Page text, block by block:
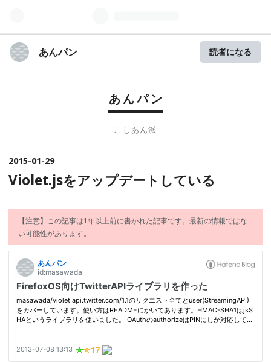
あんパン 読者になる
あんパン
こしあん派
2015-01-29
Violet.jsをアップデートしている
【注意】この記事は1年以上前に書かれた記事です。最新の情報ではな
い可能性があります。